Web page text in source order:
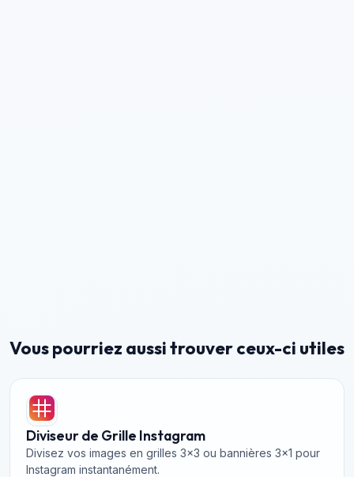
Vous pourriez aussi trouver ceux-ci utiles
Diviseur de Grille Instagram
Divisez vos images en grilles 3x3 ou bannières 3x1 pour
Instagram instantanément.